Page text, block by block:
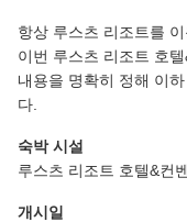
항상 루스츠 리조트를
이번 루스츠 리조트 호
내용을 명확히 정해 이
다.
숙박 시설
루스츠 리조트 호텔&컨
개시일